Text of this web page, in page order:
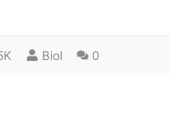
Biol 0